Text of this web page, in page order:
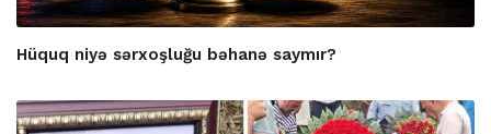
Hüquq niyə sərxoşluğu bəhanə saymır?